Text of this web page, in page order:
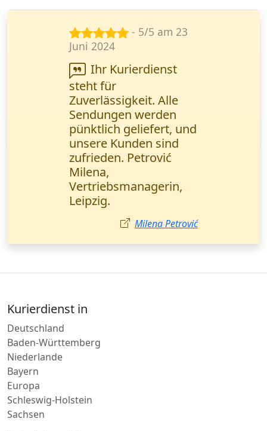
- 5/5 am 25
Nov. 2024
Wanderfalke Kurier
steht für
Geschwindigkeit! Ein
Ersatzteil (1 Palette)
wurde in 3 Stunden
direkt ins Lager
geliefert. Ich komme
wieder, danke!
Markus Zimmermann
Baden-Württemberg
Niederlande
Bayern
Europa
Schleswig-Holstein
Sachsen
Paketdienst in